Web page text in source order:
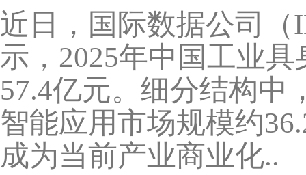
近日，国际数据公司
示，2025年中国工业
57.4亿元。细分结构中
智能应用市场规模约
成为当前产业商业化..